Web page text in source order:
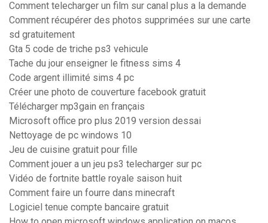
Comment telecharger un film sur canal plus a la demande
Comment récupérer des photos supprimées sur une carte
sd gratuitement
Gta 5 code de triche ps3 vehicule
Tache du jour enseigner le fitness sims 4
Code argent illimité sims 4 pc
Créer une photo de couverture facebook gratuit
Télécharger mp3gain en français
Microsoft office pro plus 2019 version dessai
Nettoyage de pc windows 10
Jeu de cuisine gratuit pour fille
Comment jouer a un jeu ps3 telecharger sur pc
Vidéo de fortnite battle royale saison huit
Comment faire un fourre dans minecraft
Logiciel tenue compte bancaire gratuit